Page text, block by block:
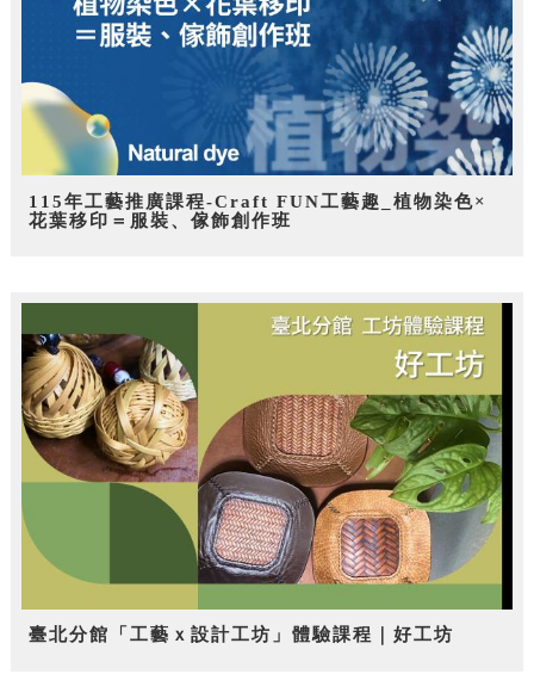
115年工藝推廣課程-Craft FUN工藝趣_植物染色×
花葉移印＝服裝、傢飾創作班
臺北分館「工藝ｘ設計工坊」體驗課程｜好工坊